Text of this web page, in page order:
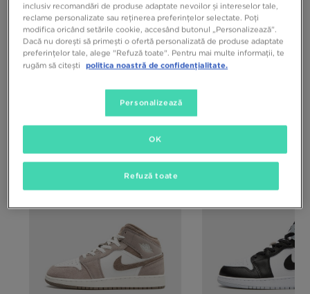
De pe terenurile de baschet pe strazile oraselor
Anul 1985 a fost unul foarte important. Un tanar baschetbalist
incredibil de talentat, Michael Jordan, apare pe scena sportului si
aduce o abordare complet noua cu privire la incaltamintea de
baschet erau mai degraba conservatoare. Albe, simple si lipsite de
caracter. In comparatie cu acestea, Air Jordan 1 arata ca sneakersii
Descoperă jordan 1 sneakers
inclusiv recomandări de produse adaptate nevoilor și intereselor tale,
reclame personalizate sau reținerea preferințelor selectate. Poți
modifica oricând setările cookie, accesând butonul „Personalizează”.
Dacă nu dorești să primești o ofertă personalizată de produse adaptate
preferințelor tale, alege "Refuză toate". Pentru mai multe informații, te
rugăm să citești
politica noastră de confidențialitate.
Personalizează
Refuză toate
OK